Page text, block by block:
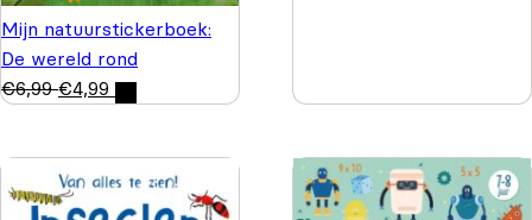
Mijn natuurstickerboek:
De wereld rond
€6,99 €4,99